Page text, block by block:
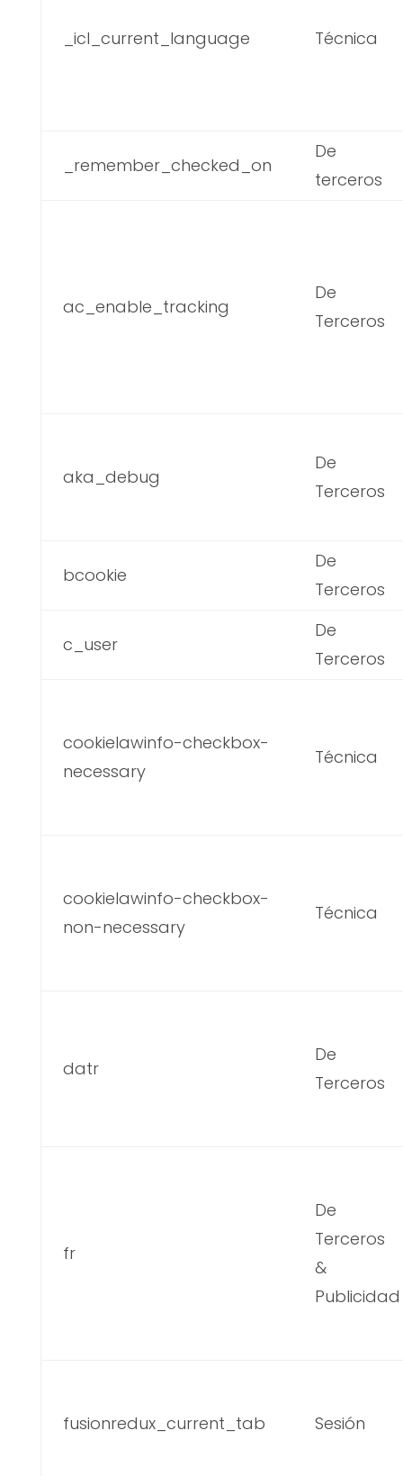
_icl_current_language Técnica
_remember_checked_on
De
terceros
ac_enable_tracking
De
Terceros
aka_debug
De
Terceros
bcookie
De
Terceros
c_user
De
Terceros
cookielawinfo-checkbox-
necessary
Técnica
cookielawinfo-checkbox-
non-necessary
Técnica
datr
De
Terceros
fr
De
Terceros
&
Publicidad
fusionredux_current_tab Sesión